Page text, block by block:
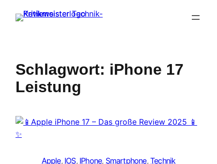
Inhalt
Schlagwort: iPhone 17
Leistung
Apple, IOS, IPhone, Smartphone, Technik